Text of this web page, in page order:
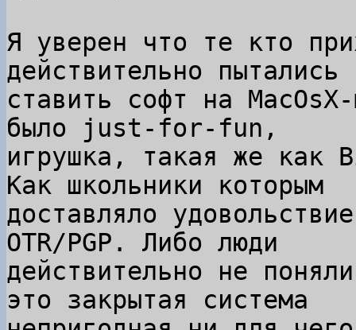
Я уверен что те кто
действительно пытались
ставить софт на
было just-for-fun,
игрушка, такая же как
Как школьники которым
доставляло
OTR/PGP. Либо люди
действительно не
это закрытая система